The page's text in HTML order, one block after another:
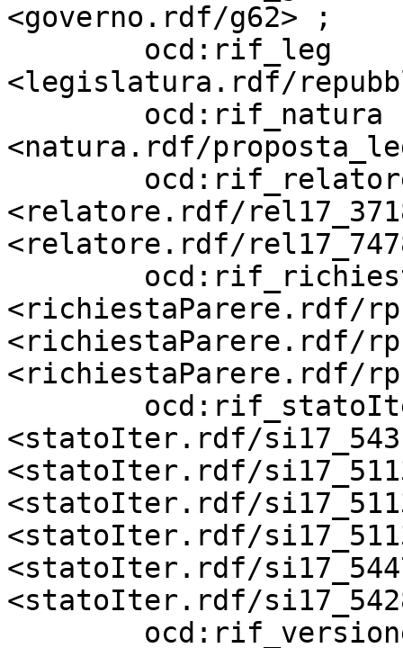
<governo.rdf/g62> ;
<legislatura.rdf/
<natura.rdf/
<relatore.rdf/
<relatore.rdf/
<richiestaParere.rdf/
<richiestaParere.rdf/
<richiestaParere.rdf/
<statoIter.rdf/
<statoIter.rdf/
<statoIter.rdf/
<statoIter.rdf/
<statoIter.rdf/
<statoIter.rdf/